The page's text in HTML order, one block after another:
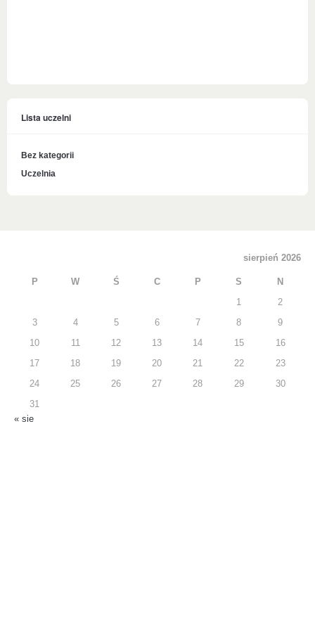
Lista uczelni
Bez kategorii
Uczelnia
sierpień 2026
P W Ś C P S N
1 2
3 4 5 6 7 8 9
10 11 12 13 14 15 16
17 18 19 20 21 22 23
24 25 26 27 28 29 30
31
« sie